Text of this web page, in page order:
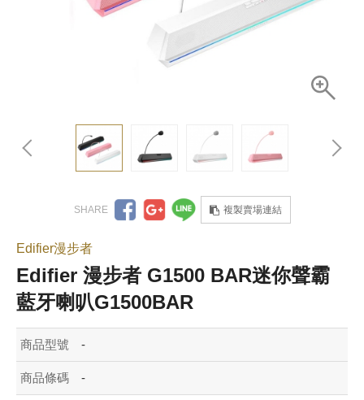
複製賣場連結
Edifier漫步者
Edifier 漫步者 G1500 BAR迷你聲霸
藍牙喇叭G1500BAR
商品型號 -
商品條碼 -